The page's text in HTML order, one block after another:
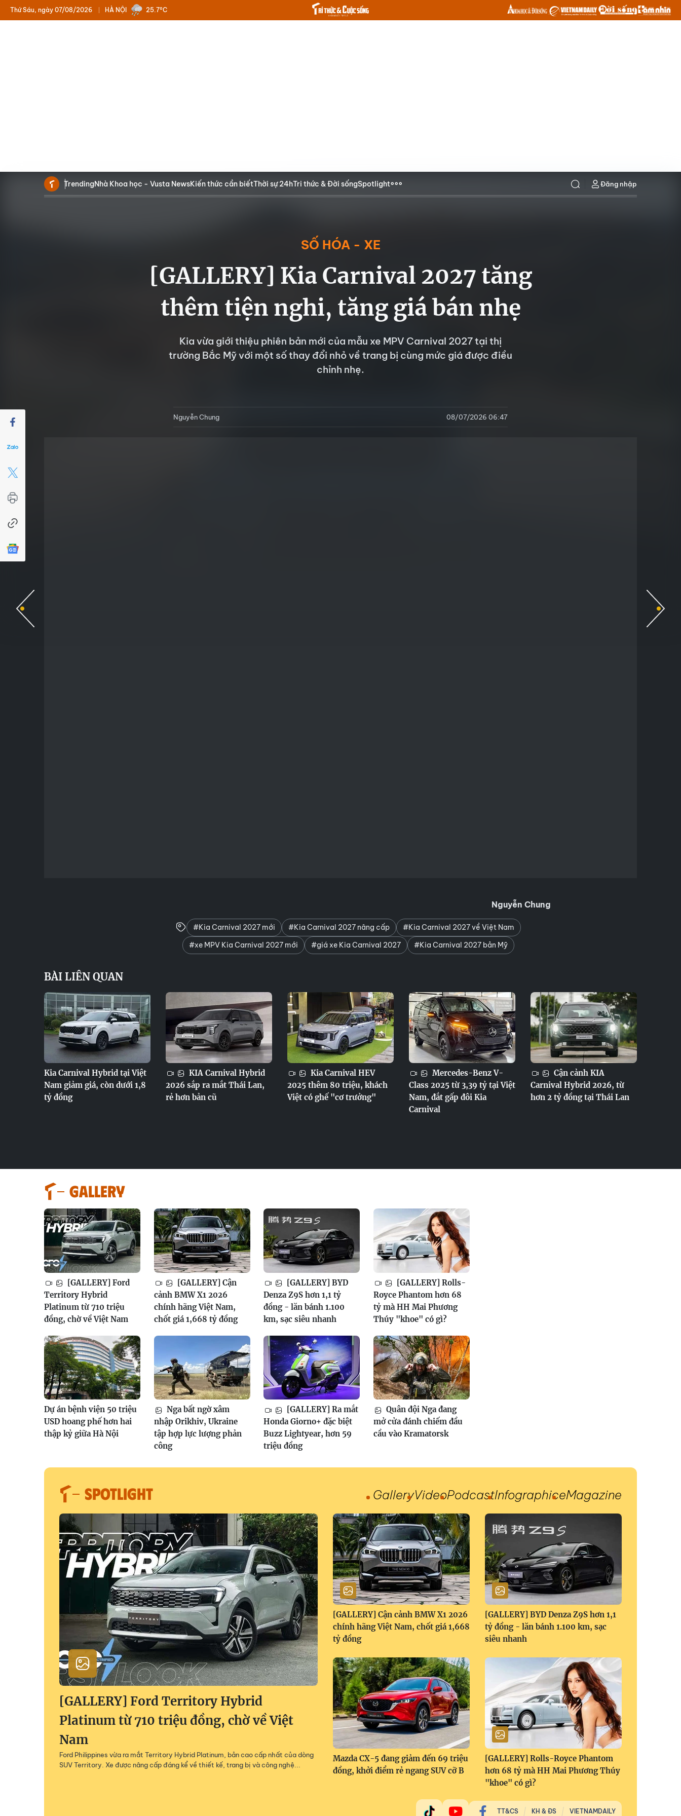
HÀ NỘI
Thứ Sáu, ngày 07/08/2026 25.7°C
TrendingNhà Khoa học - Vusta NewsKiến thức cần biếtThời sự 24hTri thức & Đời sốngSpotlight Đăng nhập
SỐ HÓA - XE
[GALLERY] Kia Carnival 2027 tăng
thêm tiện nghi, tăng giá bán nhẹ
Kia vừa giới thiệu phiên bản mới của mẫu xe MPV Carnival 2027 tại thị
trường Bắc Mỹ với một số thay đổi nhỏ về trang bị cùng mức giá được điều
chỉnh nhẹ.
Nguyễn Chung 08/07/2026 06:47
Nguyễn Chung
#Kia Carnival 2027 mới #Kia Carnival 2027 nâng cấp
#Kia Carnival 2027 về Việt Nam
#xe MPV Kia Carnival 2027 mới
#giá xe Kia Carnival 2027 #Kia Carnival 2027 bản Mỹ
BÀI LIÊN QUAN
Kia Carnival Hybrid tại Việt
Nam giảm giá, còn dưới 1,8
tỷ đồng
KIA Carnival Hybrid
2026 sắp ra mắt Thái Lan,
rẻ hơn bản cũ
Kia Carnival HEV
2025 thêm 80 triệu, khách
Việt có ghế "cơ trưởng"
Mercedes-Benz V-
Class 2025 từ 3,39 tỷ tại Việt
Nam, đắt gấp đôi Kia
Carnival
Cận cảnh KIA
Carnival Hybrid 2026, từ
hơn 2 tỷ đồng tại Thái Lan
GALLERY
[GALLERY] Ford
Territory Hybrid
Platinum từ 710 triệu
đồng, chờ về Việt Nam
[GALLERY] Cận
cảnh BMW X1 2026
chính hãng Việt Nam,
chốt giá 1,668 tỷ đồng
[GALLERY] BYD
Denza Z9S hơn 1,1 tỷ
đồng - lăn bánh 1.100
km, sạc siêu nhanh
[GALLERY] Rolls-
Royce Phantom hơn 68
tỷ mà HH Mai Phương
Thúy "khoe" có gì?
Dự án bệnh viện 50 triệu
USD hoang phế hơn hai
thập kỷ giữa Hà Nội
Nga bất ngờ xâm
nhập Orikhiv, Ukraine
tập hợp lực lượng phản
công
[GALLERY] Ra mắt
Honda Giorno+ đặc biệt
Buzz Lightyear, hơn 59
triệu đồng
Quân đội Nga đang
mở cửa đánh chiếm đầu
cầu vào Kramatorsk
SPOTLIGHT GalleryVideoPodcastInfographiceMagazine
[GALLERY] Ford Territory Hybrid
Platinum từ 710 triệu đồng, chờ về Việt
Nam
Ford Philippines vừa ra mắt Territory Hybrid Platinum, bản cao cấp nhất của dòng
SUV Territory. Xe được nâng cấp đáng kể về thiết kế, trang bị và công nghệ...
[GALLERY] Cận cảnh BMW X1 2026
chính hãng Việt Nam, chốt giá 1,668
tỷ đồng
[GALLERY] BYD Denza Z9S hơn 1,1
tỷ đồng - lăn bánh 1.100 km, sạc
siêu nhanh
Mazda CX-5 đang giảm đến 69 triệu
đồng, khởi điểm rẻ ngang SUV cỡ B
[GALLERY] Rolls-Royce Phantom
hơn 68 tỷ mà HH Mai Phương Thúy
"khoe" có gì?
TT&CS KH & ĐS VIETNAMDAILY